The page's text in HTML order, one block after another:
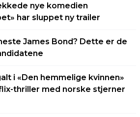
nye komedien
har sluppet ny trailer
James Bond? Dette er de
i «Den hemmelige kvinnen»
thriller med norske stjerner